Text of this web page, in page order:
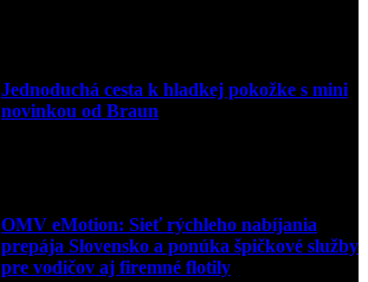
Jednoduchá cesta k hladkej pokožke s mini
novinkou od Braun
OMV eMotion: Sieť rýchleho nabíjania
prepája Slovensko a ponúka špičkové služby
pre vodičov aj firemné flotily